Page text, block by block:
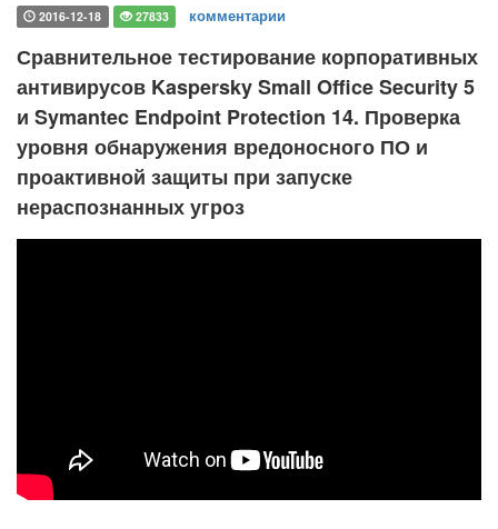
2016-12-18 27833 комментарии
Сравнительное тестирование корпоративных
антивирусов Kaspersky Small Office Security 5
и Symantec Endpoint Protection 14. Проверка
уровня обнаружения вредоносного ПО и
проактивной защиты при запуске
нераспознанных угроз